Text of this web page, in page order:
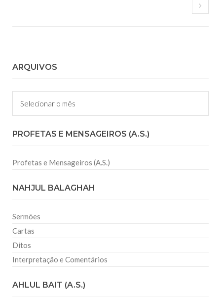
ARQUIVOS
Arquivos
PROFETAS E MENSAGEIROS (A.S.)
Profetas e Mensageiros (A.S.)
NAHJUL BALAGHAH
Sermões
Cartas
Ditos
Interpretação e Comentários
AHLUL BAIT (A.S.)